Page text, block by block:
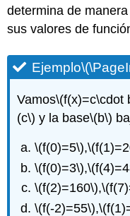
determina de
sus valores de
Ejemplo
Vamos\(f(x)=c\cdot
(c\) y la base\(b\)
\(f(0)=5\),
\(f(0)=3\),
\(f(2)=160\),
\(f(-2)=55\),